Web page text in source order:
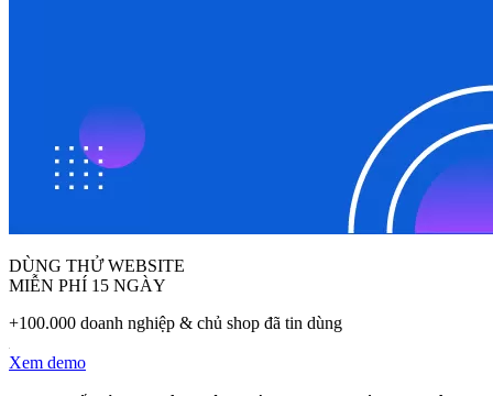
DÙNG THỬ WEBSITE
MIỄN PHÍ 15 NGÀY
+100.000 doanh nghiệp & chủ shop đã tin dùng
Xem demo